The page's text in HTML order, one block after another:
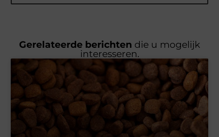
Gerelateerde berichten die u mogelijk
interesseren.